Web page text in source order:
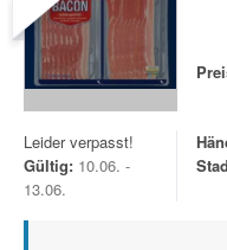
Leider verpasst!
Gültig: 10.06. -
13.06.